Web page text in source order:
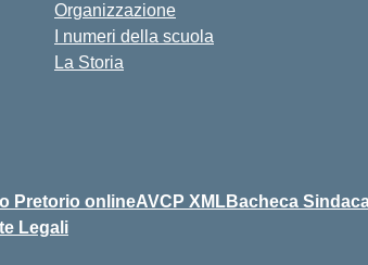
Organizzazione
I numeri della scuola
La Storia
Pretorio onlineAVCP XMLBacheca
Legali